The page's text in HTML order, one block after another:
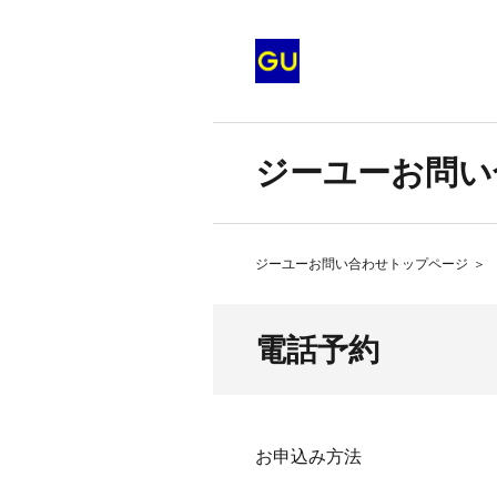
ジーユーお問
ジーユーお問い合わせトップページ ＞
電話予約
お申込み方法